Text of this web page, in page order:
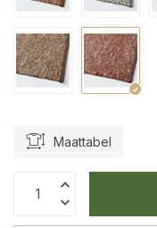
Maattabel